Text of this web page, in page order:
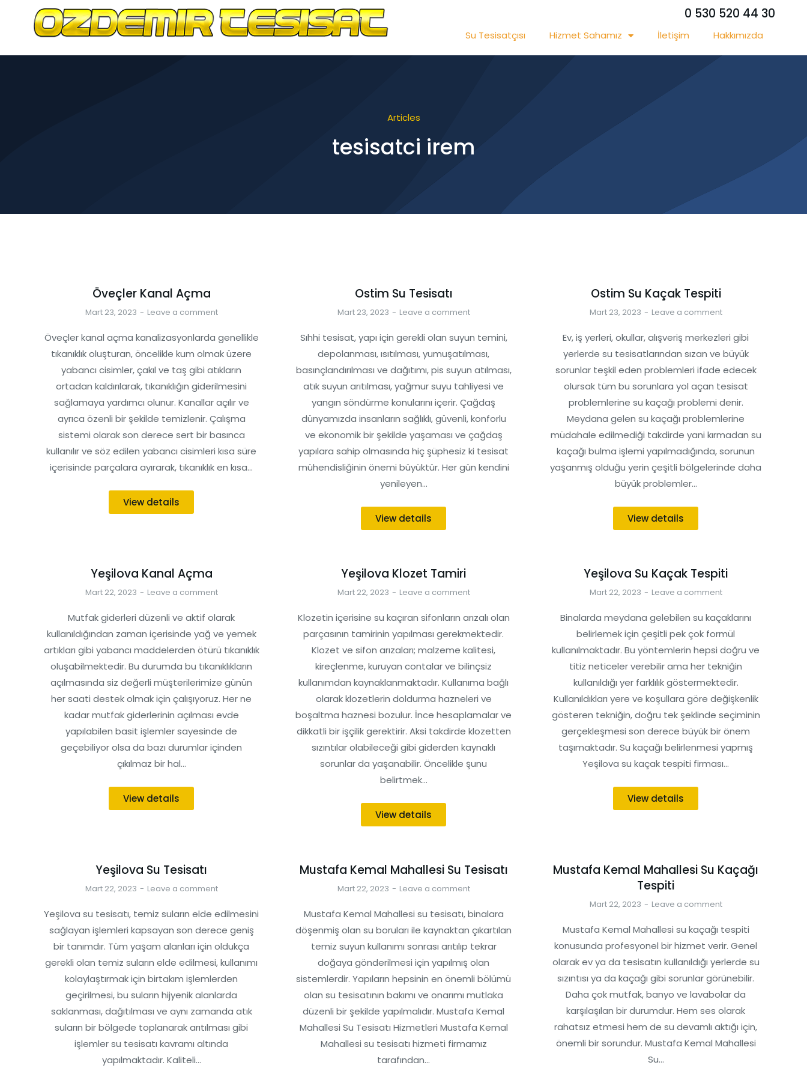
0 530 520 44 30
Su Tesisatçısı Hizmet Sahamız İletişim Hakkımızda
Articles
tesisatci irem
Öveçler Kanal Açma
Mart 23, 2023 Leave a comment
Öveçler kanal açma kanalizasyonlarda genellikle
tıkanıklık oluşturan, öncelikle kum olmak üzere
yabancı cisimler, çakıl ve taş gibi atıkların
ortadan kaldırılarak, tıkanıklığın giderilmesini
sağlamaya yardımcı olunur. Kanallar açılır ve
ayrıca özenli bir şekilde temizlenir. Çalışma
sistemi olarak son derece sert bir basınca
kullanılır ve söz edilen yabancı cisimleri kısa süre
içerisinde parçalara ayırarak, tıkanıklık en kısa…
View details
Ostim Su Tesisatı
Mart 23, 2023 Leave a comment
Sıhhi tesisat, yapı için gerekli olan suyun temini,
depolanması, ısıtılması, yumuşatılması,
basınçlandırılması ve dağıtımı, pis suyun atılması,
atık suyun arıtılması, yağmur suyu tahliyesi ve
yangın söndürme konularını içerir. Çağdaş
dünyamızda insanların sağlıklı, güvenli, konforlu
ve ekonomik bir şekilde yaşaması ve çağdaş
yapılara sahip olmasında hiç şüphesiz ki tesisat
mühendisliğinin önemi büyüktür. Her gün kendini
yenileyen…
View details
Ostim Su Kaçak Tespiti
Mart 23, 2023 Leave a comment
Ev, iş yerleri, okullar, alışveriş merkezleri gibi
yerlerde su tesisatlarından sızan ve büyük
sorunlar teşkil eden problemleri ifade edecek
olursak tüm bu sorunlara yol açan tesisat
problemlerine su kaçağı problemi denir.
Meydana gelen su kaçağı problemlerine
müdahale edilmediği takdirde yani kırmadan su
kaçağı bulma işlemi yapılmadığında, sorunun
yaşanmış olduğu yerin çeşitli bölgelerinde daha
büyük problemler…
View details
Yeşilova Kanal Açma
Mart 22, 2023 Leave a comment
Mutfak giderleri düzenli ve aktif olarak
kullanıldığından zaman içerisinde yağ ve yemek
artıkları gibi yabancı maddelerden ötürü tıkanıklık
oluşabilmektedir. Bu durumda bu tıkanıklıkların
açılmasında siz değerli müşterilerimize günün
her saati destek olmak için çalışıyoruz. Her ne
kadar mutfak giderlerinin açılması evde
yapılabilen basit işlemler sayesinde de
geçebiliyor olsa da bazı durumlar içinden
çıkılmaz bir hal…
View details
Yeşilova Klozet Tamiri
Mart 22, 2023 Leave a comment
Klozetin içerisine su kaçıran sifonların arızalı olan
parçasının tamirinin yapılması gerekmektedir.
Klozet ve sifon arızaları; malzeme kalitesi,
kireçlenme, kuruyan contalar ve bilinçsiz
kullanımdan kaynaklanmaktadır. Kullanıma bağlı
olarak klozetlerin doldurma hazneleri ve
boşaltma haznesi bozulur. İnce hesaplamalar ve
dikkatli bir işçilik gerektirir. Aksi takdirde klozetten
sızıntılar olabileceği gibi giderden kaynaklı
sorunlar da yaşanabilir. Öncelikle şunu
belirtmek…
View details
Yeşilova Su Kaçak Tespiti
Mart 22, 2023 Leave a comment
Binalarda meydana gelebilen su kaçaklarını
belirlemek için çeşitli pek çok formül
kullanılmaktadır. Bu yöntemlerin hepsi doğru ve
titiz neticeler verebilir ama her tekniğin
kullanıldığı yer farklılık göstermektedir.
Kullanıldıkları yere ve koşullara göre değişkenlik
gösteren tekniğin, doğru tek şeklinde seçiminin
gerçekleşmesi son derece büyük bir önem
taşımaktadır. Su kaçağı belirlenmesi yapmış
Yeşilova su kaçak tespiti firması…
View details
Yeşilova Su Tesisatı
Mart 22, 2023 Leave a comment
Yeşilova su tesisatı, temiz suların elde edilmesini
sağlayan işlemleri kapsayan son derece geniş
bir tanımdır. Tüm yaşam alanları için oldukça
gerekli olan temiz suların elde edilmesi, kullanımı
kolaylaştırmak için birtakım işlemlerden
geçirilmesi, bu suların hijyenik alanlarda
saklanması, dağıtılması ve aynı zamanda atık
suların bir bölgede toplanarak arıtılması gibi
işlemler su tesisatı kavramı altında
yapılmaktadır. Kaliteli…
Mustafa Kemal Mahallesi Su Tesisatı
Mart 22, 2023 Leave a comment
Mustafa Kemal Mahallesi su tesisatı, binalara
döşenmiş olan su boruları ile kaynaktan çıkartılan
temiz suyun kullanımı sonrası arıtılıp tekrar
doğaya gönderilmesi için yapılmış olan
sistemlerdir. Yapıların hepsinin en önemli bölümü
olan su tesisatının bakımı ve onarımı mutlaka
düzenli bir şekilde yapılmalıdır. Mustafa Kemal
Mahallesi Su Tesisatı Hizmetleri Mustafa Kemal
Mahallesi su tesisatı hizmeti firmamız
tarafından…
Mustafa Kemal Mahallesi Su Kaçağı
Tespiti
Mart 22, 2023 Leave a comment
Mustafa Kemal Mahallesi su kaçağı tespiti
konusunda profesyonel bir hizmet verir. Genel
olarak ev ya da tesisatın kullanıldığı yerlerde su
sızıntısı ya da kaçağı gibi sorunlar görünebilir.
Daha çok mutfak, banyo ve lavabolar da
karşılaşılan bir durumdur. Hem ses olarak
rahatsız etmesi hem de su devamlı aktığı için,
önemli bir sorundur. Mustafa Kemal Mahallesi
Su…